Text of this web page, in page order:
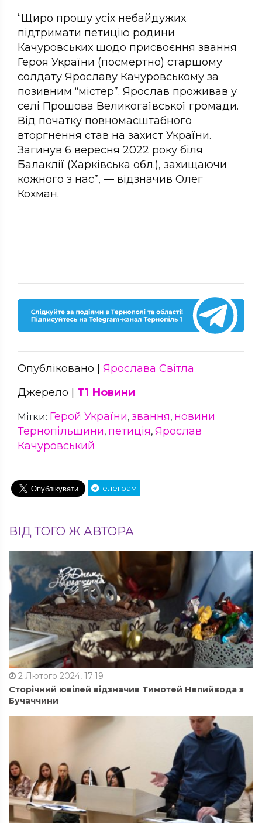
“Щиро прошу усіх небайдужих
підтримати петицію родини
Качуровських щодо присвоєння звання
Героя України (посмертно) старшому
солдату Ярославу Качуровському за
позивним “містер”. Ярослав проживав у
селі Прошова Великогаївської громади.
Від початку повномасштабного
вторгнення став на захист України.
Загинув 6 вересня 2022 року біля
Балаклії (Харківська обл.), захищаючи
кожного з нас”, — відзначив Олег
Кохман.
Опубліковано | Ярослава Світла
Джерело | Т1 Новини
Мітки: Герой України, звання, новини
Тернопільщини, петиція, Ярослав
Качуровський
Телеграм
ВІД ТОГО Ж АВТОРА
2 Лютого 2024, 17:19
Сторічний ювілей відзначив Тимотей Непийвода з
Бучаччини